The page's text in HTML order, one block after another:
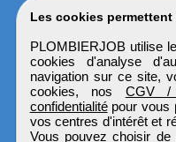
Les cookies
PLOMBIERJOB utilise
cookies d'analyse
navigation sur ce site,
cookies, nos CGV /
confidentialitépour vous
vos centres d'intérêt et
Vous pouvez choisir